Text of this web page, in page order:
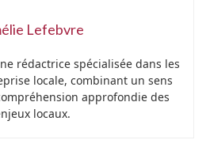
Lefebvre
rédactrice spécialisée dans les
locale, combinant un sens
approfondie des
locaux.